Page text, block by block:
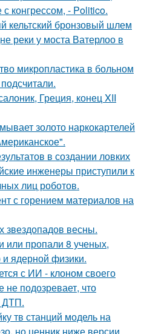
конгрессом, - Politico.
кельтский бронзовый шлем
реки у моста Ватерлоо в
микропластика в больном
Греция, конец XII
золото наркокартелей
в создании ловких
инженеры приступили к
лиц роботов.
с горением материалов на
звездопадов весны.
или пропали 8 ученых,
ядерной физики.
с ИИ - клоном своего
подозревает, что
ДТП.
тв станций модель на
но ценник ниже версии